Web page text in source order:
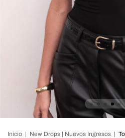
Inicio | New Drops | Nuevos Ingresos |